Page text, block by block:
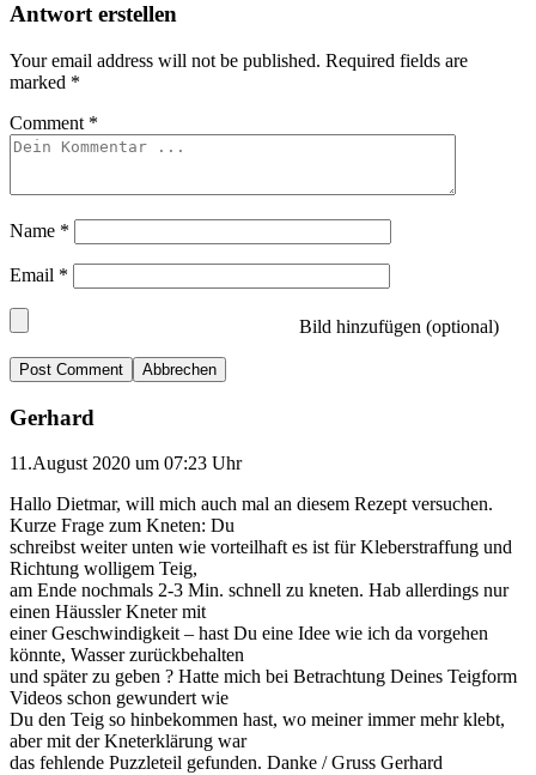
Antwort erstellen
Your email address will not be published. Required fields are
marked *
Comment *
Name *
Email *
Bild hinzufügen (optional)
Abbrechen
Gerhard
11.August 2020 um 07:23 Uhr
Hallo Dietmar, will mich auch mal an diesem Rezept versuchen.
Kurze Frage zum Kneten: Du
schreibst weiter unten wie vorteilhaft es ist für Kleberstraffung und
Richtung wolligem Teig,
am Ende nochmals 2-3 Min. schnell zu kneten. Hab allerdings nur
einen Häussler Kneter mit
einer Geschwindigkeit – hast Du eine Idee wie ich da vorgehen
könnte, Wasser zurückbehalten
und später zu geben ? Hatte mich bei Betrachtung Deines Teigform
Videos schon gewundert wie
Du den Teig so hinbekommen hast, wo meiner immer mehr klebt,
aber mit der Kneterklärung war
das fehlende Puzzleteil gefunden. Danke / Gruss Gerhard